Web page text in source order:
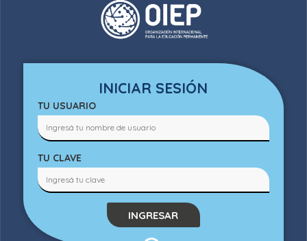
INICIAR SESIÓN
TU USUARIO
TU CLAVE
INGRESAR